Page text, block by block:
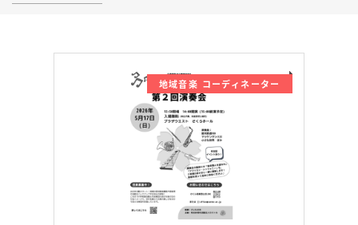
地域音楽 コーディネーター